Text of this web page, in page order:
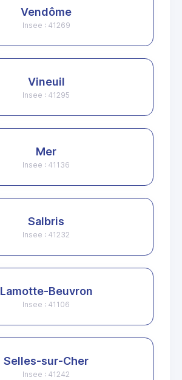
Vendôme
Insee : 41269
Vineuil
Insee : 41295
Mer
Insee : 41136
Salbris
Insee : 41232
Lamotte-Beuvron
Insee : 41106
Selles-sur-Cher
Insee : 41242